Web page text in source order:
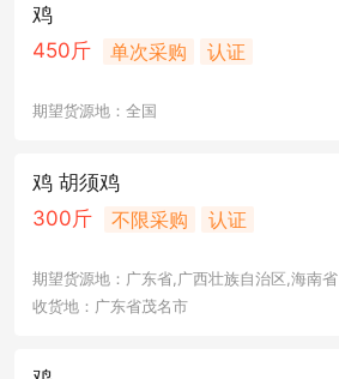
鸡
450斤 单次采购 认证
期望货源地：全国
鸡 胡须鸡
300斤 不限采购 认证
期望货源地：广东省,广西壮族自治区,海南省
收货地：广东省茂名市